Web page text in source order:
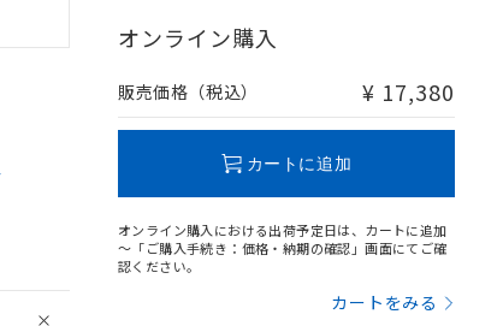
オンライン購入
販売価格（税込） ¥ 17,380
カートに追加
オンライン購入における出荷予定日は、カートに追加
～「ご購入手続き：価格・納期の確認」画面にてご確
認ください。
カートをみる